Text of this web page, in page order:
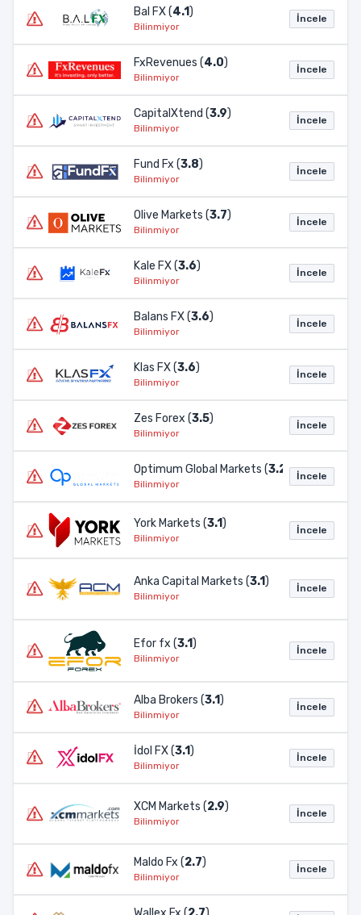
Bal FX (4.1)
Bilinmiyor
İncele
FxRevenues (4.0)
Bilinmiyor
İncele
CapitalXtend (3.9)
Bilinmiyor
İncele
Fund Fx (3.8)
Bilinmiyor
İncele
Olive Markets (3.7)
Bilinmiyor
İncele
Kale FX (3.6)
Bilinmiyor
İncele
Balans FX (3.6)
Bilinmiyor
İncele
Klas FX (3.6)
Bilinmiyor
İncele
Zes Forex (3.5)
Bilinmiyor
İncele
Optimum Global Markets (3.2 )
Bilinmiyor
İncele
York Markets (3.1)
Bilinmiyor
İncele
Anka Capital Markets (3.1)
Bilinmiyor
İncele
Efor fx (3.1)
Bilinmiyor
İncele
Alba Brokers (3.1)
Bilinmiyor
İncele
İdol FX (3.1)
Bilinmiyor
İncele
XCM Markets (2.9)
Bilinmiyor
İncele
Maldo Fx (2.7)
Bilinmiyor
İncele